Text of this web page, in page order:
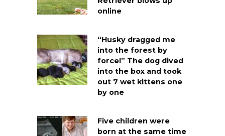
online
“Husky dragged me
into the forest by
force!” The dog dived
into the box and took
out 7 wet kittens one
by one
Five children were
born at the same time